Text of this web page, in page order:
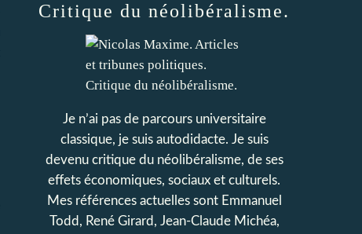
Critique du néolibéralisme.
Je n’ai pas de parcours universitaire
classique, je suis autodidacte. Je suis
devenu critique du néolibéralisme, de ses
effets économiques, sociaux et culturels.
Mes références actuelles sont Emmanuel
Todd, René Girard, Jean-Claude Michéa,